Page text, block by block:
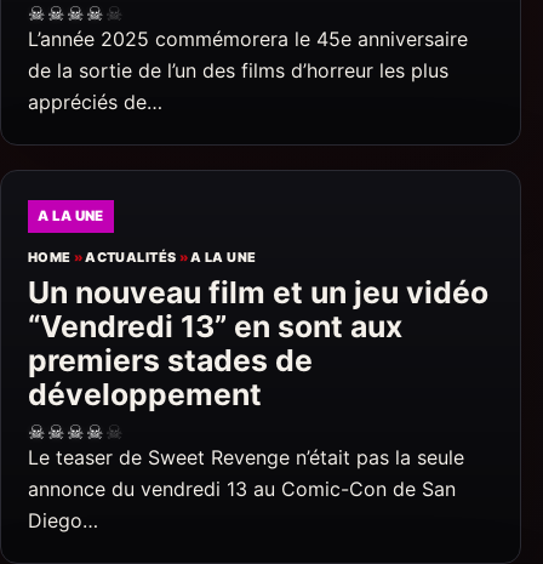
☠☠☠☠☠
L’année 2025 commémorera le 45e anniversaire
de la sortie de l’un des films d’horreur les plus
appréciés de…
A LA UNE
HOME »ACTUALITÉS »A LA UNE
Un nouveau film et un jeu vidéo
“Vendredi 13” en sont aux
premiers stades de
développement
☠☠☠☠☠
Le teaser de Sweet Revenge n’était pas la seule
annonce du vendredi 13 au Comic-Con de San
Diego…